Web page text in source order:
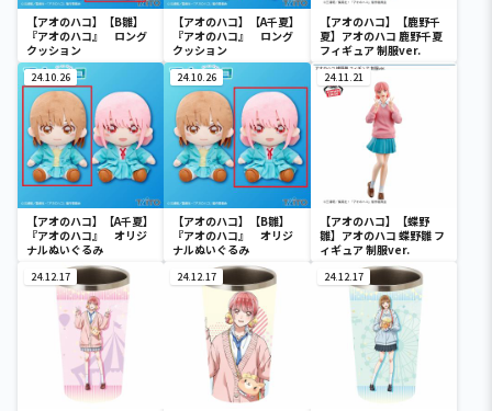
【アオのハコ】【B雛】
『アオのハコ』 ロング
クッション
【アオのハコ】【A千夏】
『アオのハコ』 ロング
クッション
【アオのハコ】【鹿野千
夏】アオのハコ 鹿野千夏
フィギュア 制服ver.
24.10.26
【アオのハコ】【A千夏】
『アオのハコ』 オリジ
ナルぬいぐるみ
24.10.26
【アオのハコ】【B雛】
『アオのハコ』 オリジ
ナルぬいぐるみ
24.11.21
【アオのハコ】【蝶野
雛】アオのハコ 蝶野雛 フ
ィギュア 制服ver.
24.12.17 24.12.17 24.12.17